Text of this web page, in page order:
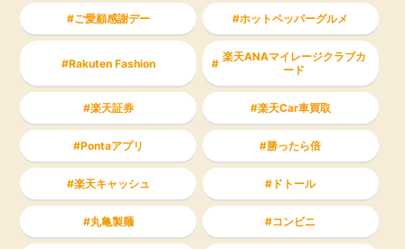
ご愛顧感謝デー ホットペッパーグルメ
Rakuten Fashion
楽天ANAマイレージクラブカ
ード
楽天証券 楽天Car車買取
Pontaアプリ 勝ったら倍
楽天キャッシュ ドトール
丸亀製麺 コンビニ